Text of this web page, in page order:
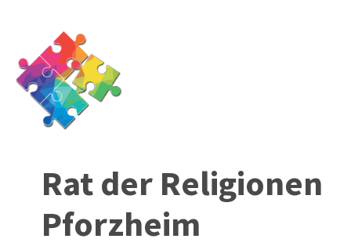
springen
Rat der Religionen
Pforzheim